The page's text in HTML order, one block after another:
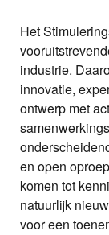
Het
industrie.
innovatie,
ontwerp met
en open
komen tot
natuurlijk
voor een